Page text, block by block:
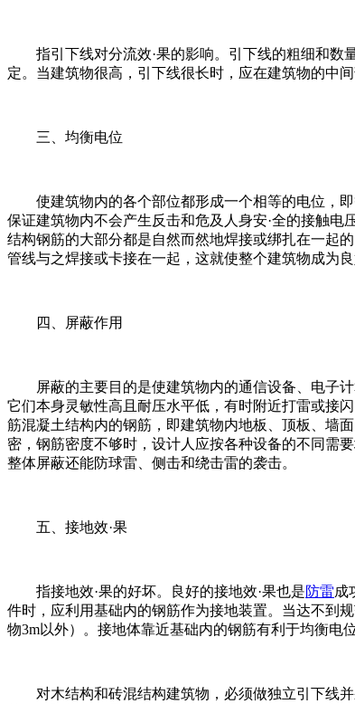
指引下线对分流效·果的影响。引下线的粗细和
定。当建筑物很高，引下线很长时，应在建筑物的中
三、均衡电位
使建筑物内的各个部位都形成一个相等的电位，
保证建筑物内不会产生反击和危及人身安·全的接触
结构钢筋的大部分都是自然而然地焊接或绑扎在一起
管线与之焊接或卡接在一起，这就使整个建筑物成为良
四、屏蔽作用
屏蔽的主要目的是使建筑物内的通信设备、电子
它们本身灵敏性高且耐压水平低，有时附近打雷或接
筋混凝土结构内的钢筋，即建筑物内地板、顶板、墙
密，钢筋密度不够时，设计人应按各种设备的不同需
整体屏蔽还能防球雷、侧击和绕击雷的袭击。
五、接地效·果
指接地效·果的好坏。良好的接地效·果也是防雷成
件时，应利用基础内的钢筋作为接地装置。当达不到
物3m以外）。接地体靠近基础内的钢筋有利于均衡电
对木结构和砖混结构建筑物，必须做独立引下线